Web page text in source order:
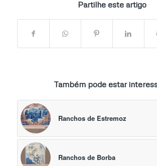
Partilhe este artigo
Também pode estar
Ranchos de Estremoz
Ranchos de Borba